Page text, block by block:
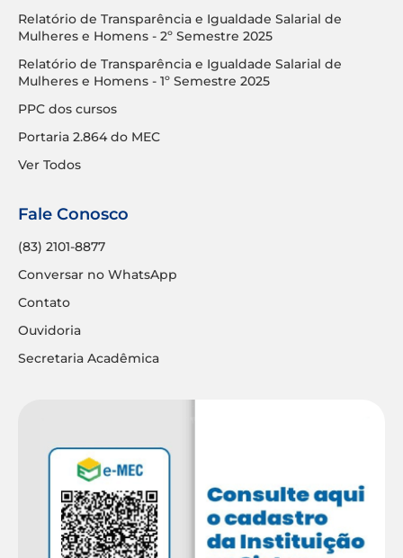
Relatório de Transparência e Igualdade Salarial de
Mulheres e Homens - 2º Semestre 2025
Relatório de Transparência e Igualdade Salarial de
Mulheres e Homens - 1º Semestre 2025
PPC dos cursos
Portaria 2.864 do MEC
Ver Todos
Fale Conosco
(83) 2101-8877
Conversar no WhatsApp
Contato
Ouvidoria
Secretaria Acadêmica